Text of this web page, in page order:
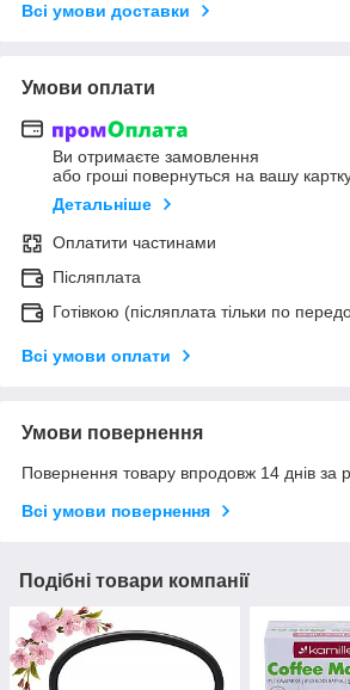
Всі умови доставки
Умови оплати
Ви отримаєте замовлення
або гроші повернуться на вашу
Детальніше
Оплатити частинами
Післяплата
Готівкою (післяплата тільки по
Всі умови оплати
Умови повернення
Повернення товару впродовж 14 днів за
Всі умови повернення
Подібні товари компанії